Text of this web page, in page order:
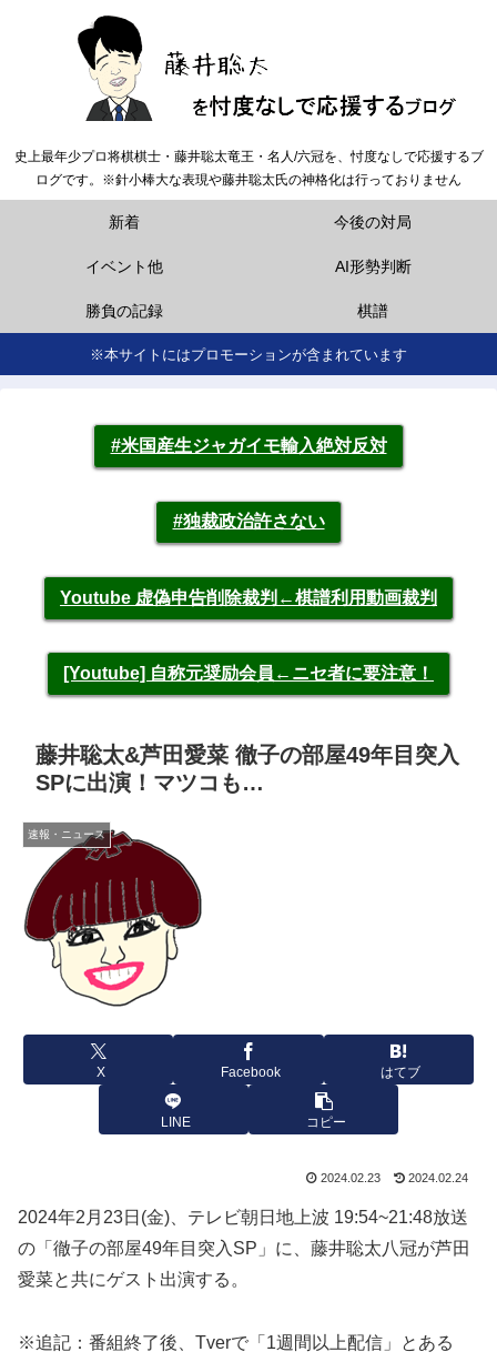
史上最年少プロ将棋棋士・藤井聡太竜王・名人/六冠を、忖度なしで応援するブ
ログです。※針小棒大な表現や藤井聡太氏の神格化は行っておりません
新着 今後の対局
イベント他 AI形勢判断
勝負の記録 棋譜
※本サイトにはプロモーションが含まれています
#米国産生ジャガイモ輸入絶対反対
#独裁政治許さない
Youtube 虚偽申告削除裁判←棋譜利用動画裁判
[Youtube] 自称元奨励会員←ニセ者に要注意！
藤井聡太&芦田愛菜 徹子の部屋49年目突入
SPに出演！マツコも…
速報・ニュース
X Facebook はてブ
LINE コピー
2024.02.23 2024.02.24
2024年2月23日(金)、テレビ朝日地上波 19:54~21:48放送
の「徹子の部屋49年目突入SP」に、藤井聡太八冠が芦田
愛菜と共にゲスト出演する。
※追記：番組終了後、Tverで「1週間以上配信」とある